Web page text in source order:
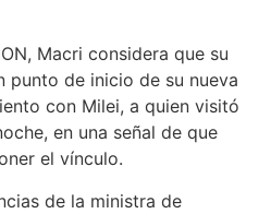
Macri considera que su
punto de inicio de su nueva
con Milei, a quien visitó
en una señal de que
el vínculo.
de la ministra de